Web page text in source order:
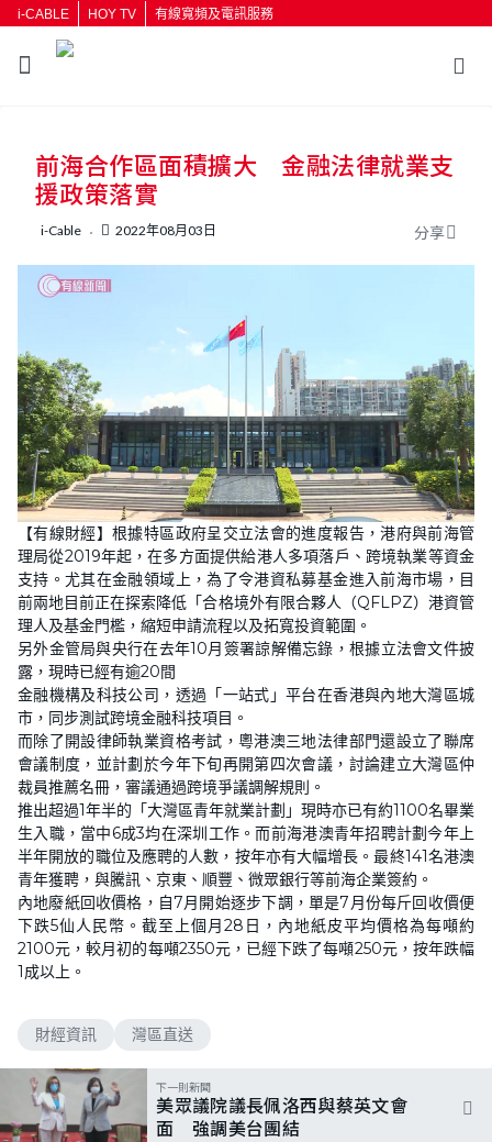
i-CABLE HOY TV 有線寬頻及電訊服務
按輸入鍵開始搜尋
前海合作區面積擴大 金融法律就業支
援政策落實
i-Cable 2022年08月03日 分享
【有線財經】根據特區政府呈交立法會的進度報告，港府與前海管
理局從2019年起，在多方面提供給港人多項落戶、跨境執業等資金
支持。尤其在金融領域上，為了令港資私募基金進入前海市場，目
前兩地目前正在探索降低「合格境外有限合夥人（QFLPZ）港資管
理人及基金門檻，縮短申請流程以及拓寬投資範圍。
另外金管局與央行在去年10月簽署諒解備忘錄，根據立法會文件披
露，現時已經有逾20間
金融機構及科技公司，透過「一站式」平台在香港與內地大灣區城
市，同步測試跨境金融科技項目。
而除了開設律師執業資格考試，粵港澳三地法律部門還設立了聯席
會議制度，並計劃於今年下旬再開第四次會議，討論建立大灣區仲
裁員推薦名冊，審議通過跨境爭議調解規則。
推出超過1年半的「大灣區青年就業計劃」現時亦已有約1100名畢業
生入職，當中6成3均在深圳工作。而前海港澳青年招聘計劃今年上
半年開放的職位及應聘的人數，按年亦有大幅增長。最終141名港澳
青年獲聘，與騰訊、京東、順豐、微眾銀行等前海企業簽約。
內地廢紙回收價格，自7月開始逐步下調，單是7月份每斤回收價便
下跌5仙人民幣。截至上個月28日，內地紙皮平均價格為每噸約
2100元，較月初的每噸2350元，已經下跌了每噸250元，按年跌幅
1成以上。
財經資訊 灣區直送
下一則新聞
美眾議院議長佩洛西與蔡英文會
面 強調美台團結